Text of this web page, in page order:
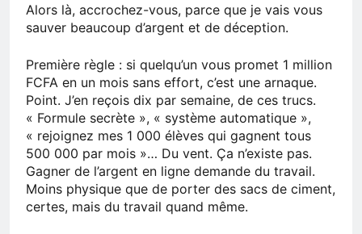
Alors là, accrochez-vous, parce que je vais vous
sauver beaucoup d’argent et de déception.
Première règle : si quelqu’un vous promet 1 million
FCFA en un mois sans effort, c’est une arnaque.
Point. J’en reçois dix par semaine, de ces trucs.
« Formule secrète », « système automatique »,
« rejoignez mes 1 000 élèves qui gagnent tous
500 000 par mois »… Du vent. Ça n’existe pas.
Gagner de l’argent en ligne demande du travail.
Moins physique que de porter des sacs de ciment,
certes, mais du travail quand même.